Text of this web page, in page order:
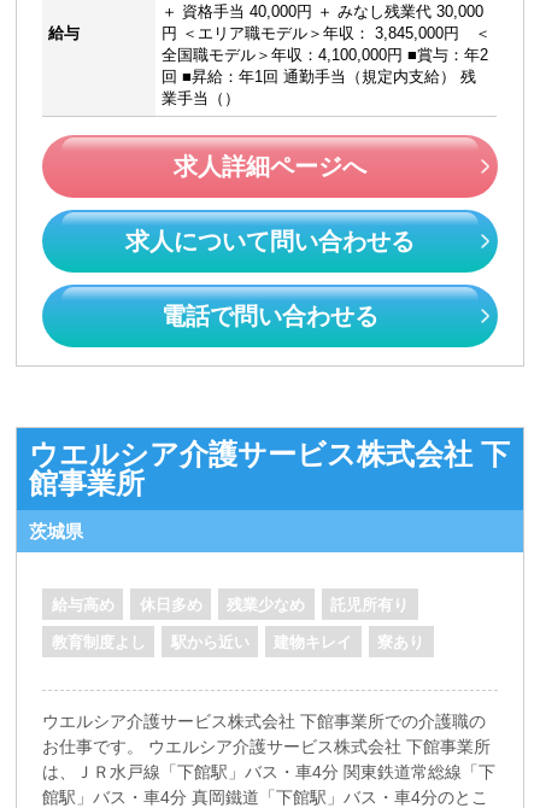
給与
＋ 資格手当 40,000円 ＋ みなし残業代 30,000
円 ＜エリア職モデル＞年収： 3,845,000円 ＜
全国職モデル＞年収：4,100,000円 ■賞与：年2
回 ■昇給：年1回 通勤手当（規定内支給） 残
業手当（）
求人詳細ページへ
求人について問い合わせる
電話で問い合わせる
ウエルシア介護サービス株式会社 下
館事業所
茨城県
給与高め 休日多め 残業少なめ 託児所有り
教育制度よし 駅から近い 建物キレイ 寮あり
ウエルシア介護サービス株式会社 下館事業所での介護職の
お仕事です。 ウエルシア介護サービス株式会社 下館事業所
は、ＪＲ水戸線「下館駅」バス・車4分 関東鉄道常総線「下
館駅」バス・車4分 真岡鐵道「下館駅」バス・車4分のとこ